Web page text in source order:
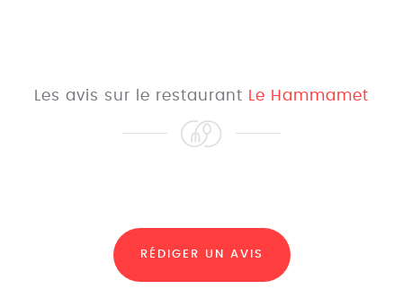
Les avis sur le restaurant Le Hammamet
RÉDIGER UN AVIS